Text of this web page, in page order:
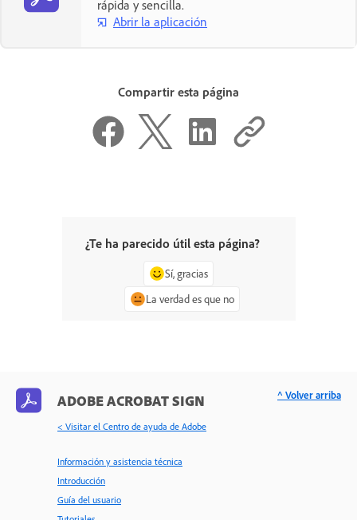
rápida y sencilla.
Abrir la aplicación
Compartir esta página
¿Te ha parecido útil esta página?
Sí, gracias
La verdad es que no
ADOBE ACROBAT SIGN
< Visitar el Centro de ayuda de Adobe
Información y asistencia técnica
Introducción
Guía del usuario
^ Volver arriba